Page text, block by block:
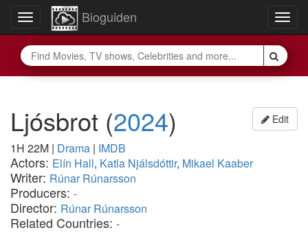
Toggle
navigation
Bioguiden
Edit
Ljósbrot (2024)
1H 22M | Drama | IMDB
Actors: Elín Hall, Katla Njálsdóttir, Mikael Kaaber
Writer: Rúnar Rúnarsson
Producers: -
Director: Rúnar Rúnarsson
Related Countries: -